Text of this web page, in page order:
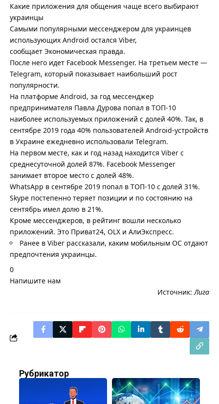
Какие приложения для общения чаще всего выбирают
украинцы
Самыми популярными мессенджером для украинцев
использующих Android остался Viber,
сообщает Экономическая правда.
После него идет Facebook Messenger. На третьем месте —
Telegram, который показывает наибольший рост
популярности.
На платформе Android, за год мессенджер
предпринимателя Павла Дурова попал в ТОП-10
наиболее используемых приложений с долей 40%. Так, в
сентябре 2019 года 40% пользователей Android-устройств
в Украине ежедневно использовали Telegram.
На первом месте, как и год назад находится Viber с
среднесуточной долей 87%. Facebook Messenger
занимает второе место с долей 48%.
WhatsApp в сентябре 2019 попал в ТОП-10 с долей 31%.
Skype постепенно теряет позиции и по состоянию на
сентябрь имел долю в 21%.
Кроме мессенджеров, в рейтинг вошли несколько
приложений. Это Приват24, OLX и АлиЭкспресc.
Ранее в Viber рассказали, каким мобильным ОС отдают
предпочтения украинцы.
0
Напишите нам
Источник: Лига
Рубрикатор